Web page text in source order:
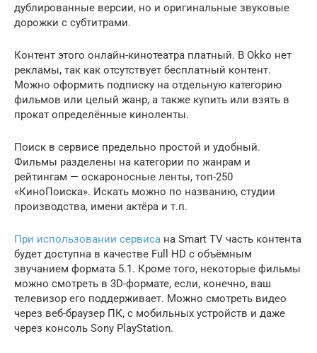
дублированные версии, но и оригинальные звуковые
дорожки с субтитрами.
Контент этого онлайн-кинотеатра платный. В Okko нет
рекламы, так как отсутствует бесплатный контент.
Можно оформить подписку на отдельную категорию
фильмов или целый жанр, а также купить или взять в
прокат определённые киноленты.
Поиск в сервисе предельно простой и удобный.
Фильмы разделены на категории по жанрам и
рейтингам — оскароносные ленты, топ-250
«КиноПоиска». Искать можно по названию, студии
производства, имени актёра и т.п.
При использовании сервиса на Smart TV часть контента
будет доступна в качестве Full HD с объёмным
звучанием формата 5.1. Кроме того, некоторые фильмы
можно смотреть в 3D-формате, если, конечно, ваш
телевизор его поддерживает. Можно смотреть видео
через веб-браузер ПК, с мобильных устройств и даже
через консоль Sony PlayStation.